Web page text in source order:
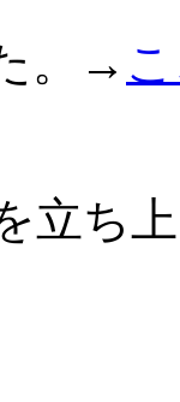
。→
立ち